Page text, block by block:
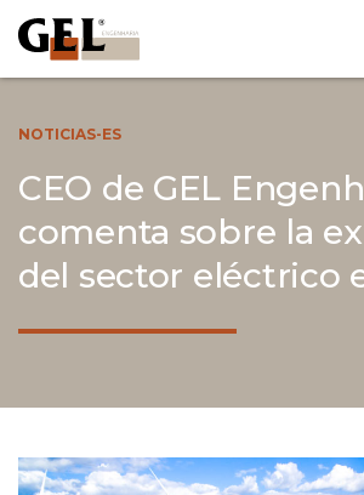
NOTICIAS-ES
CEO de GEL
comenta sobre la
del sector eléctrico